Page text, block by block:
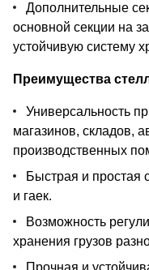
Дополнительные
основной секции на
устойчивую систему
Преимущества
Универсальность
магазинов, складов,
производственных
Быстрая и простая
и гаек.
Возможность
хранения грузов